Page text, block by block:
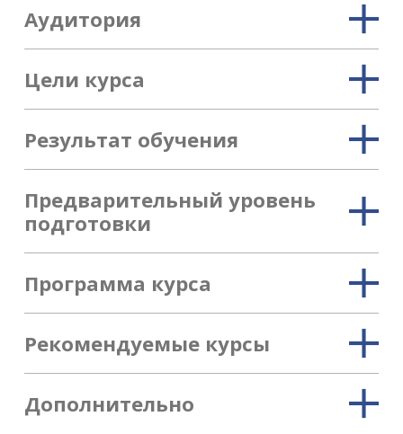
Аудитория
Цели курса
Результат обучения
Предварительный уровень
подготовки
Программа курса
Рекомендуемые курсы
Дополнительно